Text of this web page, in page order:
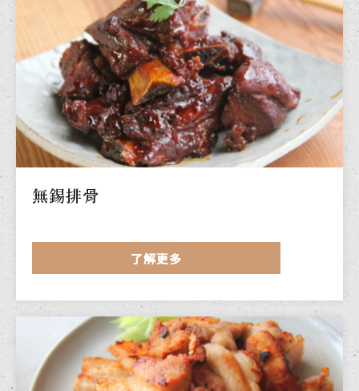
無錫排骨
了解更多